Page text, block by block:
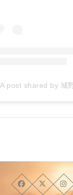
A post shared by 城